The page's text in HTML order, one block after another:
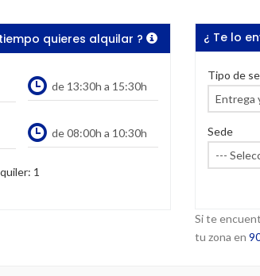
quieres alquilar ?
1
¿ Te lo
Tipo de
Sede
Si te
tu zona en